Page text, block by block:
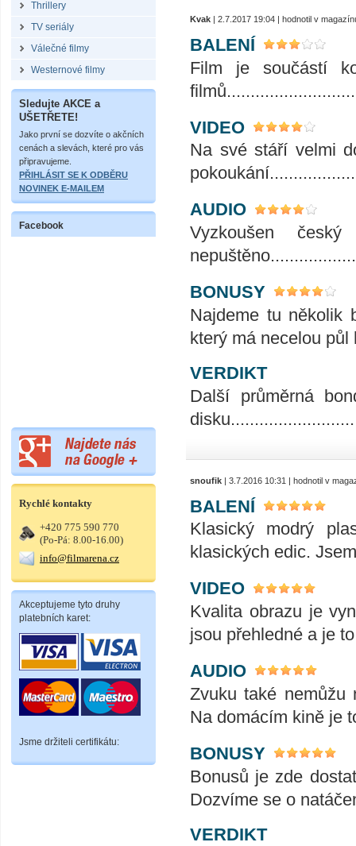
Thrillery
TV seriály
Válečné filmy
Westernové filmy
Sledujte AKCE a
UŠETŘETE!
Jako první se dozvíte o akčních
cenách a slevách, které pro vás
připravujeme.
PŘIHLÁSIT SE K ODBĚRU
NOVINEK E-MAILEM
Facebook
Rychlé kontakty
+420 775 590 770
(Po-Pá: 8.00-16.00)
info@filmarena.cz
Akceptujeme tyto druhy
platebních karet:
Jsme držiteli certifikátu:
Kvak | 2.7.2017 19:04 | hodnotil v
BALENÍ
Film je součástí
VIDEO
Na své stáří velmi
AUDIO
Vyzkoušen
BONUSY
Najdeme tu několik
který má necelou
VERDIKT
Další průměrná
snoufik | 3.7.2016 10:31 | hodnotil v
BALENÍ
Klasický modrý
klasických edic.
VIDEO
Kvalita obrazu je
jsou přehledné a je
AUDIO
Zvuku také nemůžu
Na domácím kině je
BONUSY
Bonusů je zde
Dozvíme se o
VERDIKT